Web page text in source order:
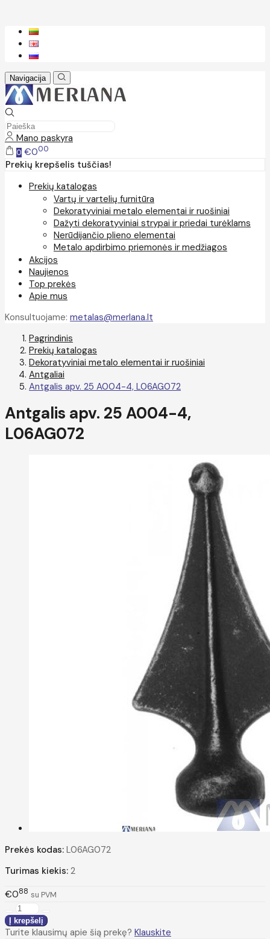
Navigacija
Mano paskyra
0 €000
Prekių krepšelis tuščias!
Prekių katalogas
Vartų ir vartelių furnitūra
Dekoratyviniai metalo elementai ir ruošiniai
Dažyti dekoratyviniai strypai ir priedai turėklams
Nerūdijančio plieno elementai
Metalo apdirbimo priemonės ir medžiagos
Akcijos
Naujienos
Top prekės
Apie mus
Konsultuojame: metalas@merlana.lt
Pagrindinis
Prekių katalogas
Dekoratyviniai metalo elementai ir ruošiniai
Antgaliai
Antgalis apv. 25 A004-4, L06AG072
Antgalis apv. 25 A004-4,
L06AG072
Prekės kodas: L06AG072
Turimas kiekis: 2
€088 su PVM
Turite klausimų apie šią prekę? Klauskite